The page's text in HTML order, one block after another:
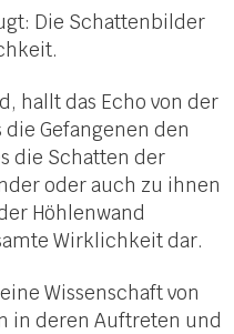
Die Schattenbilder
hallt das Echo von der
Gefangenen den
die Schatten der
oder auch zu ihnen
Höhlenwand
Wirklichkeit dar.
Wissenschaft von
in deren Auftreten und